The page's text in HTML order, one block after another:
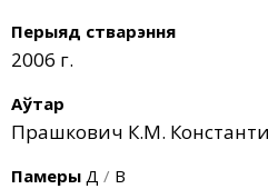
Перыяд стварэння
2006 г.
Аўтар
Прашкович К.М.
Памеры Д / В